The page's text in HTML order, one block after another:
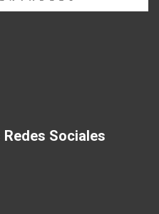
Sociales